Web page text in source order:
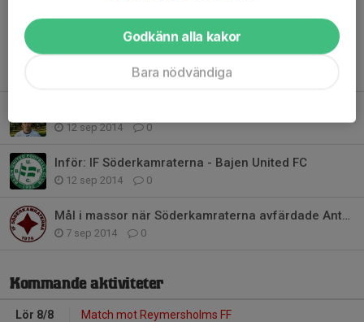
Läs mer
12 sep 2014 0
Inför: IF Söderkamraterna - Bajen United FC
12 sep 2014 0
Mål i massor när Söderkamraterna avfärdade Anthropi.
7 sep 2014 0
Kommande aktiviteter
Lör 8/8 Match mot Reymersholms FF
Godkänn alla kakor
Bara nödvändiga